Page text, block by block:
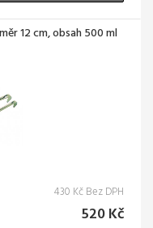
12 cm, obsah 500 ml
430 Kč Bez DPH
520 Kč